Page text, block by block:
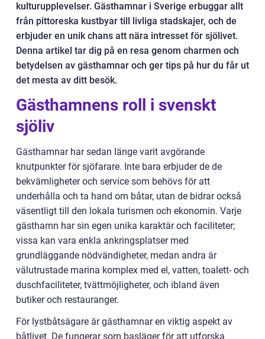
kulturupplevelser. Gästhamnar i Sverige erbuggar allt
från pittoreska kustbyar till livliga stadskajer, och de
erbjuder en unik chans att nära intresset för sjölivet.
Denna artikel tar dig på en resa genom charmen och
betydelsen av gästhamnar och ger tips på hur du får ut
det mesta av ditt besök.
Gästhamnens roll i svenskt
sjöliv
Gästhamnar har sedan länge varit avgörande
knutpunkter för sjöfarare. Inte bara erbjuder de de
bekvämligheter och service som behövs för att
underhålla och ta hand om båtar, utan de bidrar också
väsentligt till den lokala turismen och ekonomin. Varje
gästhamn har sin egen unika karaktär och faciliteter;
vissa kan vara enkla ankringsplatser med
grundläggande nödvändigheter, medan andra är
välutrustade marina komplex med el, vatten, toalett- och
duschfaciliteter, tvättmöjligheter, och ibland även
butiker och restauranger.
För lystbåtsägare är gästhamnar en viktig aspekt av
båtlivet. De fungerar som basläger för att utforska